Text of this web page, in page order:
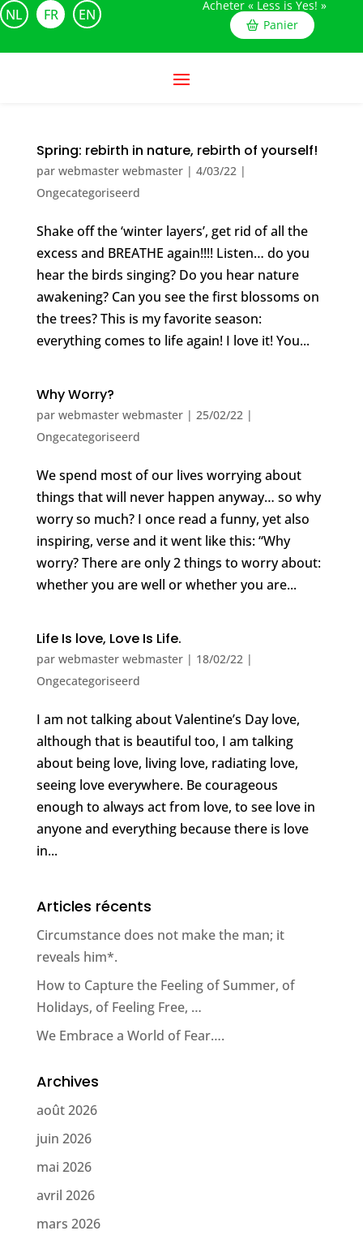
NL FR EN
Acheter « Less is Yes! »
Panier
Spring: rebirth in nature, rebirth of yourself!
par webmaster webmaster| 4/03/22|
Ongecategoriseerd
Shake off the ‘winter layers’, get rid of all the
excess and BREATHE again!!!! Listen… do you
hear the birds singing? Do you hear nature
awakening? Can you see the first blossoms on
the trees? This is my favorite season:
everything comes to life again! I love it! You...
Why Worry?
par webmaster webmaster| 25/02/22|
Ongecategoriseerd
We spend most of our lives worrying about
things that will never happen anyway… so why
worry so much? I once read a funny, yet also
inspiring, verse and it went like this: “Why
worry? There are only 2 things to worry about:
whether you are well or whether you are...
Life Is love, Love Is Life.
par webmaster webmaster| 18/02/22|
Ongecategoriseerd
I am not talking about Valentine’s Day love,
although that is beautiful too, I am talking
about being love, living love, radiating love,
seeing love everywhere. Be courageous
enough to always act from love, to see love in
anyone and everything because there is love
in...
Articles récents
Circumstance does not make the man; it
reveals him*.
How to Capture the Feeling of Summer, of
Holidays, of Feeling Free, …
We Embrace a World of Fear….
Archives
août 2026
juin 2026
mai 2026
avril 2026
mars 2026